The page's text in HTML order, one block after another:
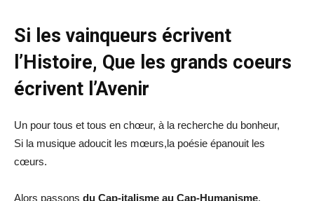
Si les vainqueurs écrivent
l’Histoire, Que les grands coeurs
écrivent l’Avenir
Un pour tous et tous en chœur, à la recherche du bonheur,
Si la musique adoucit les mœurs,la poésie épanouit les
cœurs.
Alors passons du Cap-italisme au Cap-Humanisme,